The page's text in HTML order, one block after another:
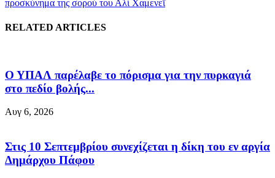
προσκύνημα της σορού του Αλί Χαμενεΐ
RELATED ARTICLES
Ο ΥΠΑΛ παρέλαβε το πόρισμα για την πυρκαγιά
στο πεδίο βολής...
Αυγ 6, 2026
Στις 10 Σεπτεμβρίου συνεχίζεται η δίκη του εν αργία
Δημάρχου Πάφου